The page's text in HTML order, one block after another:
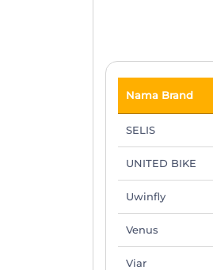
Nama Brand
Nama Brand
SELIS
UNITED BIKE
Uwinfly
Venus
Viar